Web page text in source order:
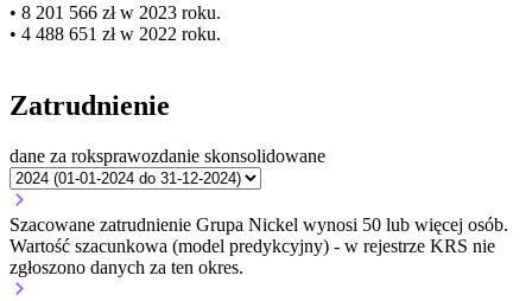
• 8 201 566 zł w 2023 roku.
• 4 488 651 zł w 2022 roku.
Zatrudnienie
dane za roksprawozdanie skonsolidowane
Szacowane zatrudnienie Grupa Nickel wynosi 50 lub więcej osób.
Wartość szacunkowa (model predykcyjny) - w rejestrze KRS nie
zgłoszono danych za ten okres.